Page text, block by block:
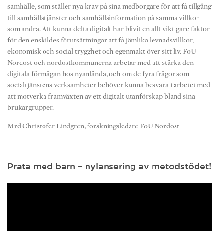
samhälle, som ställer nya krav på sina medborgare för att få tillgång
till samhällstjänster och samhällsinformation på samma villkor
som andra. Att kunna delta digitalt har blivit en allt viktigare faktor
för den enskildes förutsättningar att få jämlika levnadsvillkor,
ekonomisk och social trygghet och egenmakt över sitt liv. FoU
Nordost och nordostkommunerna arbetar med att stärka den
digitala förmågan hos nyanlända, och om de fyra frågor som
socialtjänstens verksamheter behöver kunna besvara i arbetet med
att motverka framväxten av ett digitalt utanförskap bland sina
brukargrupper.
Mrd Christofer Lindgren, forskningsledare FoU Nordost
Prata med barn – nylansering av metodstödet!